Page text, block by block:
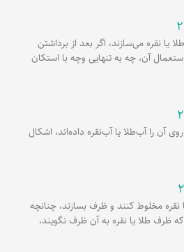
از طلا یا نقره می‌سازند، اگر بعد از برداشتن
آن، چه به تنهایی وچه با استکان
که روی آن را آب‌طلا یا آب‌نقره داده‌اند، اشکال
طلا یا نقره مخلوط کنند و ظرف بسازند، چنانچه
ظرف طلا یا نقره به آن ظرف نگویند،